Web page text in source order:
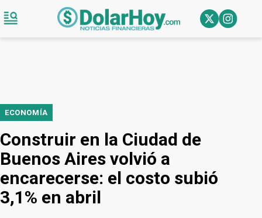
ECONOMÍA
Construir en la Ciudad de
Buenos Aires volvió a
encarecerse: el costo subió
3,1% en abril